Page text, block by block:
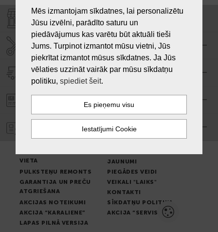
VEIKALI "LAIKS"
SERVISA CENTRS "LAIKS"
PIEGĀDE
GARANTIJA
VIETA
JAUNUMI
PULKSTEŅU REMONTS
PIEGĀDES VEIDI
GARANTIJA UN PREČU
ATGRIEŠANA
VEIKALI "LAIKS"
KONTAKTI
AKCIJAS NOTEIKUMI
SĪKDATŅU POLITIKA
AKCIJA “KARALIENE”
AKCIJA “SERVISS”
LAPAS PILNĀ VERSIJA
Mēs izmantojam sīkdatnes, lai personalizētu
Jūsu izvēlni, parādīto saturu un
piedāvājumus kas varētu būt aktuāli tieši
Jums. Turpinot izmantot mūsu vietni, Jūs
piekrītat izmantot mūsus sīkdatnes. Ja Jūs
vēlaties uzzināt vairāk par mūsu sīkdatņu
politiku, spiediet šeit.